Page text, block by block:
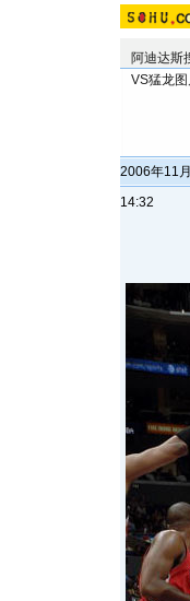
阿迪达斯
VS猛龙
2006年11
14:32